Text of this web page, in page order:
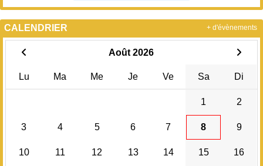
CALENDRIER
Août 2026
Lu Ma Me Je Ve Sa Di
1 2
3 4 5 6 7 8 9
10 11 12 13 14 15 16
+ d'évènements